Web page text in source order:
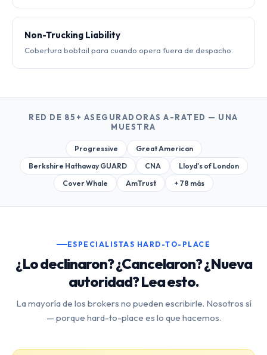
Non-Trucking Liability
Cobertura bobtail para cuando opera fuera de despacho.
RED DE 85+ ASEGURADORAS A-RATED — UNA
MUESTRA
Progressive
Great American
Berkshire Hathaway GUARD
CNA
Lloyd's of London
Cover Whale
AmTrust + 78 más
ESPECIALISTAS HARD-TO-PLACE
¿Lo declinaron? ¿Cancelaron? ¿Nueva
autoridad? Lea esto.
La mayoría de los brokers no pueden escribirle. Nosotros sí
— porque hard-to-place es lo que hacemos.